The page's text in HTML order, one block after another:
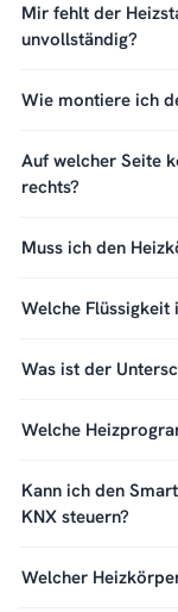
Mir fehlt der
unvollständig?
Wie montiere ich
Auf welcher Seite
rechts?
Muss ich den
Welche
Was ist der
Welche
Kann ich den
KNX steuern?
Welcher